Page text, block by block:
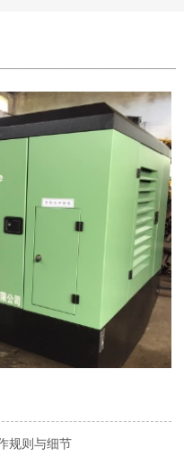
规则与细节